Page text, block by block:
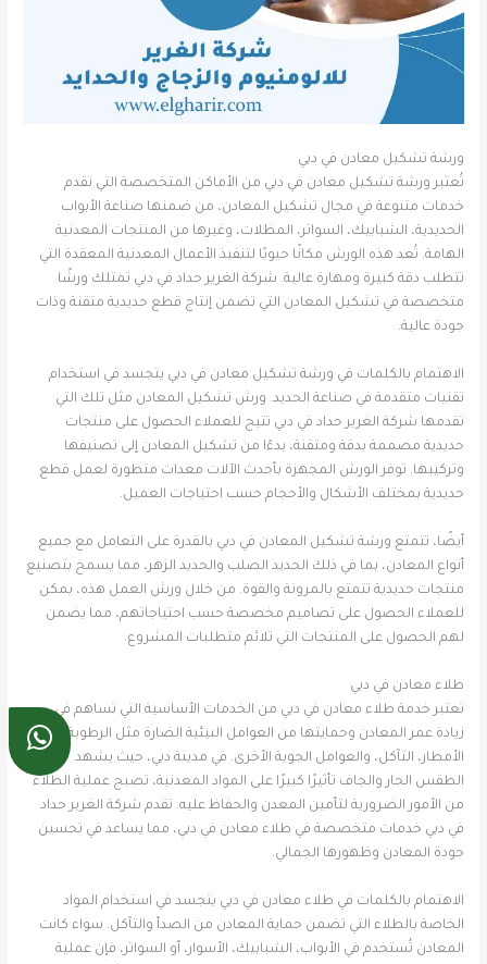
ورشة تشكيل معادن في دبي
تُعتبر ورشة تشكيل معادن في دبي من الأماكن المتخصصة التي تقدم
خدمات متنوعة في مجال تشكيل المعادن، من ضمنها صناعة الأبواب
الحديدية، الشبابيك، السواتر، المظلات، وغيرها من المنتجات المعدنية
الهامة. تُعد هذه الورش مكانًا حيويًا لتنفيذ الأعمال المعدنية المعقدة التي
تتطلب دقة كبيرة ومهارة عالية. شركة الغرير حداد في دبي تمتلك ورشًا
متخصصة في تشكيل المعادن التي تضمن إنتاج قطع حديدية متقنة وذات
جودة عالية.
الاهتمام بالكلمات في ورشة تشكيل معادن في دبي يتجسد في استخدام
تقنيات متقدمة في صناعة الحديد. ورش تشكيل المعادن مثل تلك التي
تقدمها شركة الغرير حداد في دبي تتيح للعملاء الحصول على منتجات
حديدية مصممة بدقة ومتقنة، بدءًا من تشكيل المعادن إلى تصنيفها
وتركيبها. توفر الورش المجهزة بأحدث الآلات معدات متطورة لعمل قطع
حديدية بمختلف الأشكال والأحجام حسب احتياجات العميل.
أيضًا، تتمتع ورشة تشكيل المعادن في دبي بالقدرة على التعامل مع جميع
أنواع المعادن، بما في ذلك الحديد الصلب والحديد الزهر، مما يسمح بتصنيع
منتجات حديدية تتمتع بالمرونة والقوة. من خلال ورش العمل هذه، يمكن
للعملاء الحصول على تصاميم مخصصة حسب احتياجاتهم، مما يضمن
لهم الحصول على المنتجات التي تلائم متطلبات المشروع.
طلاء معادن في دبي
تعتبر خدمة طلاء معادن في دبي من الخدمات الأساسية التي تساهم في
زيادة عمر المعادن وحمايتها من العوامل البيئية الضارة مثل الرطوبة،
الأمطار، التآكل، والعوامل الجوية الأخرى. في مدينة دبي، حيث يشهد
الطقس الحار والجاف تأثيرًا كبيرًا على المواد المعدنية، تصبح عملية الطلاء
من الأمور الضرورية لتأمين المعدن والحفاظ عليه. تقدم شركة الغرير حداد
في دبي خدمات متخصصة في طلاء معادن في دبي، مما يساعد في تحسين
جودة المعادن وظهورها الجمالي.
الاهتمام بالكلمات في طلاء معادن في دبي يتجسد في استخدام المواد
الخاصة بالطلاء التي تضمن حماية المعادن من الصدأ والتآكل. سواء كانت
المعادن تُستخدم في الأبواب، الشبابيك، الأسوار، أو السواتر، فإن عملية